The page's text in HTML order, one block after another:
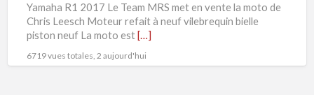
Yamaha R1 2017 Le Team MRS met en vente la moto de
Chris Leesch Moteur refait à neuf vilebrequin bielle
piston neuf La moto est[…]
6719 vues totales, 2 aujourd'hui